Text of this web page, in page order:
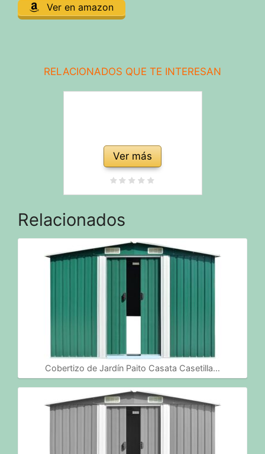
Ver en amazon
RELACIONADOS QUE TE INTERESAN
Ver más
Relacionados
Cobertizo de Jardín Paito Casata Casetilla…